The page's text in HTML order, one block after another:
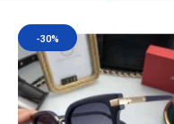
-30%